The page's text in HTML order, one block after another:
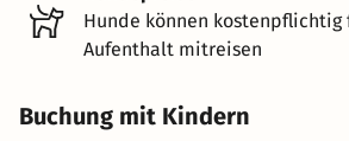
Hunde können kostenpflichtig
Aufenthalt mitreisen
Buchung mit Kindern